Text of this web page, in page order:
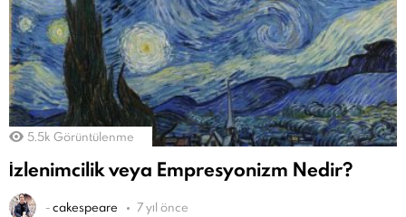
5.5k Görüntülenme
İzlenimcilik veya Empresyonizm Nedir?
-cakespeare 7 yıl önce